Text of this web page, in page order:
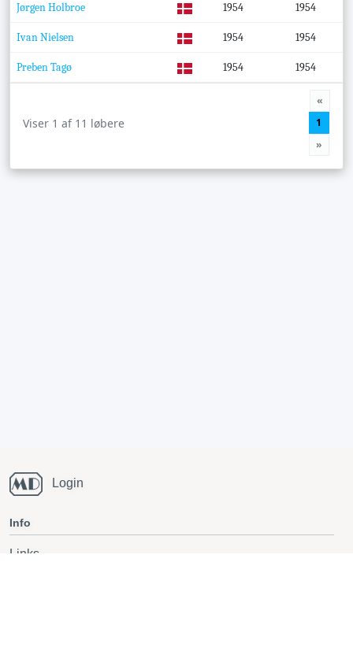
Jørgen Holbroe 1954 1954
Ivan Nielsen 1954 1954
Preben Tagø 1954 1954
Viser 1 af 11 løbere
«
1
»
Login
Info
Links